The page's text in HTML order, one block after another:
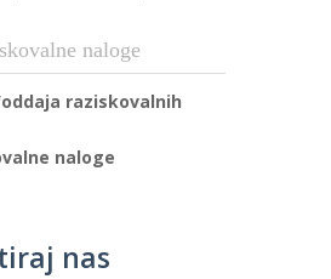
naloge
raziskovalnih
naloge
nas